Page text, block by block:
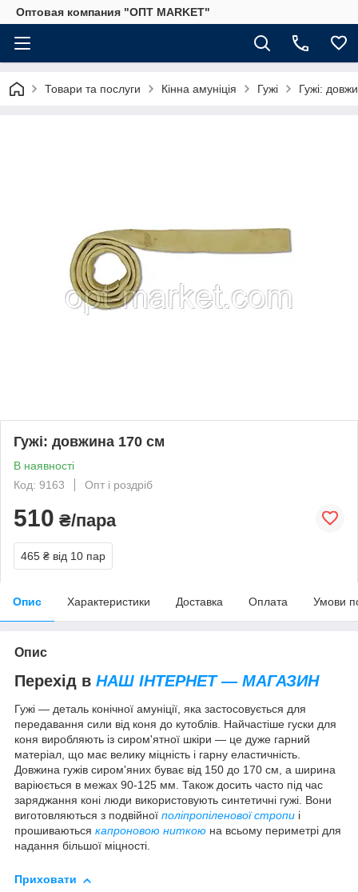
Оптовая компания "ОПТ MARKET"
Товари та послуги Кінна амуніція Гужі Гужі:
Гужі: довжина 170 см
В наявності
Код: 9163
Опт і роздріб
510 ₴/пара
465 ₴ від 10 пар
Опис Характеристики Доставка Оплата Умови
Опис
Перехід в НАШ ІНТЕРНЕТ — МАГАЗИН
Гужі — деталь конічної амуніції, яка застосовується для
передавання сили від коня до кутоблів. Найчастіше гуски для
коня виробляють із сиром'ятної шкіри — це дуже гарний
матеріал, що має велику міцність і гарну еластичність.
Довжина гужів сиром'яних буває від 150 до 170 см, а ширина
варіюється в межах 90-125 мм. Також досить часто під час
заряджання коні люди використовують синтетичні гужі. Вони
виготовляються з подвійної поліпропіленової стропи і
прошиваються капроновою ниткою на всьому периметрі для
надання більшої міцності.
Приховати